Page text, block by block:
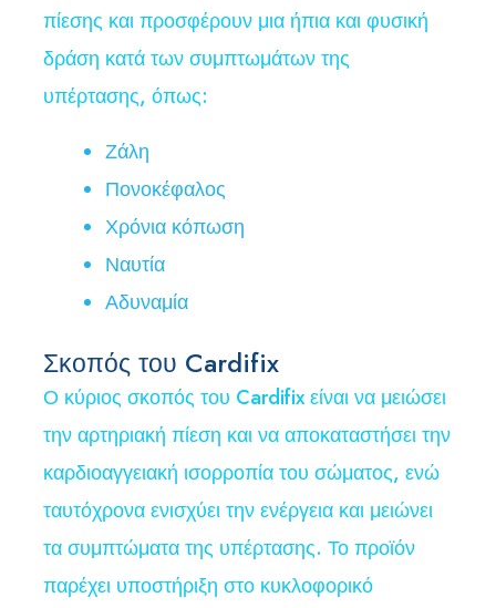
πίεσης και προσφέρουν μια ήπια και φυσική
δράση κατά των συμπτωμάτων της
υπέρτασης, όπως:
Ζάλη
Πονοκέφαλος
Χρόνια κόπωση
Ναυτία
Αδυναμία
Σκοπός του Cardifix
Ο κύριος σκοπός του Cardifix είναι να μειώσει
την αρτηριακή πίεση και να αποκαταστήσει την
καρδιοαγγειακή ισορροπία του σώματος, ενώ
ταυτόχρονα ενισχύει την ενέργεια και μειώνει
τα συμπτώματα της υπέρτασης. Το προϊόν
παρέχει υποστήριξη στο κυκλοφορικό